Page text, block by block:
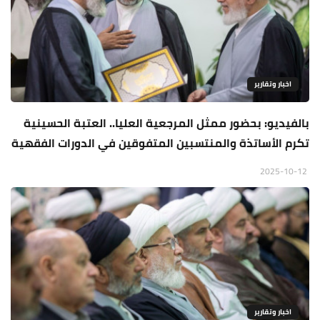
اخبار وتقارير
بالفيديو: بحضور ممثل المرجعية العليا.. العتبة الحسينية
تكرم الأساتذة والمنتسبين المتفوقين في الدورات الفقهية
اخبار وتقارير